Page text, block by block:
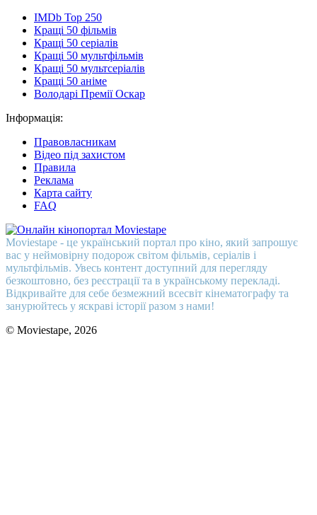
IMDb Top 250
Кращі 50 фільмів
Кращі 50 серіалів
Кращі 50 мультфільмів
Кращі 50 мультсеріалів
Кращі 50 аніме
Володарі Премії Оскар
Інформація:
Правовласникам
Відео під захистом
Правила
Реклама
Карта сайту
FAQ
Moviestape - це український портал про кіно, який запрошує
вас у неймовірну подорож світом фільмів, серіалів і
мультфільмів. Увесь контент доступний для перегляду
безкоштовно, без реєстрації та в українському перекладі.
Відкривайте для себе безмежний всесвіт кінематографу та
занурюйтесь у яскраві історії разом з нами!
© Moviestape, 2026